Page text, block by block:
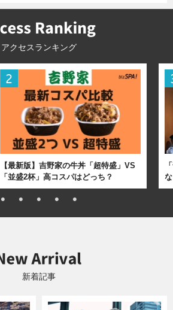
アクセスランキング
【最新版】吉野家の牛丼「超特盛」VS
「並盛2杯」高コスパはどっち？
新着記事